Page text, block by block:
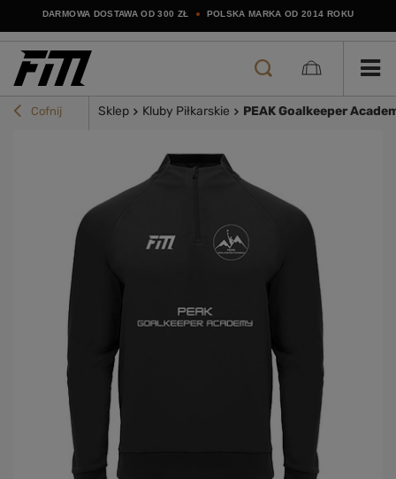
DARMOWA DOSTAWA OD 300 ZŁ POLSKA MARKA OD 2014 ROKU
Cofnij Sklep Kluby Piłkarskie PEAK Goalkeeper